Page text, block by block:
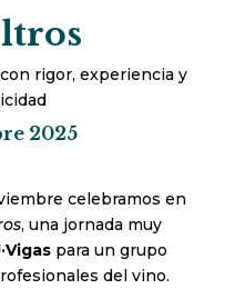
rigor, experiencia y
2025
celebramos en
, una jornada muy
para un grupo
del vino.